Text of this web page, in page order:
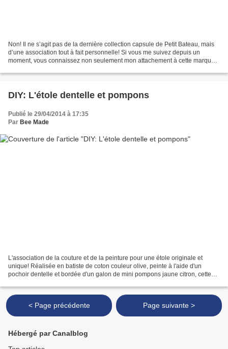
Non! Il ne s’agit pas de la dernière collection capsule de Petit Bateau, mais
d’une association tout à fait personnelle! Si vous me suivez depuis un
moment, vous connaissez non seulement mon attachement à cette marque,
DIY: L'étole dentelle et pompons
Publié le 29/04/2014 à 17:35
Par Bee Made
L'association de la couture et de la peinture pour une étole originale et
unique! Réalisée en batiste de coton couleur olive, peinte à l'aide d'un
pochoir dentelle et bordée d'un galon de mini pompons jaune citron, cette
< Page précédente Page suivante >
Hébergé par Canalblog